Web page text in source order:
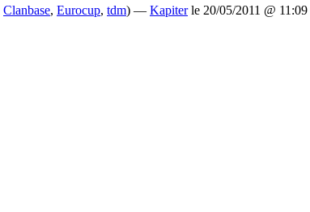
Clanbase, Eurocup, tdm) — Kapiterle 20/05/2011 @